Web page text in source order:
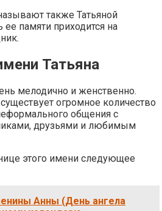
также Татьяной
памяти приходится на
Татьяна
мелодично и женственно.
огромное количество
общения с
друзьями и любимым
этого имени следующее
Анны (День ангела